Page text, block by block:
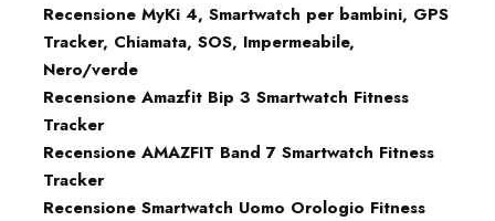
Recensione MyKi 4, Smartwatch per bambini, GPS
Tracker, Chiamata, SOS, Impermeabile,
Nero/verde
Recensione Amazfit Bip 3 Smartwatch Fitness
Tracker
Recensione AMAZFIT Band 7 Smartwatch Fitness
Tracker
Recensione Smartwatch Uomo Orologio Fitness